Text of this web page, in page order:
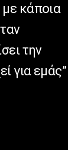
με κάποια
την
για εμάς”